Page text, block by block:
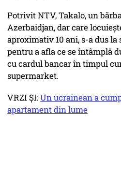
Potrivit NTV, Takalo, un
Azerbaidjan, dar care
aproximativ 10 ani, s-a dus la
pentru a afla ce se întâmplă
cu cardul bancar în timpul
supermarket.
VRZI ȘI:Un ucrainean a
apartament din lume